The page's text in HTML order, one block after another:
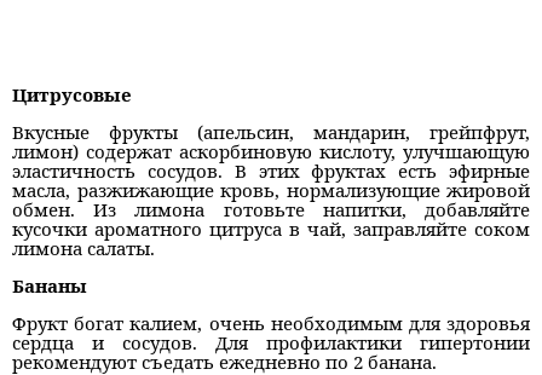
Цитрусовые
Вкусные фрукты (апельсин, мандарин, грейпфрут,
лимон) содержат аскорбиновую кислоту, улучшающую
эластичность сосудов. В этих фруктах есть эфирные
масла, разжижающие кровь, нормализующие жировой
обмен. Из лимона готовьте напитки, добавляйте
кусочки ароматного цитруса в чай, заправляйте соком
лимона салаты.
Бананы
Фрукт богат калием, очень необходимым для здоровья
сердца и сосудов. Для профилактики гипертонии
рекомендуют съедать ежедневно по 2 банана.